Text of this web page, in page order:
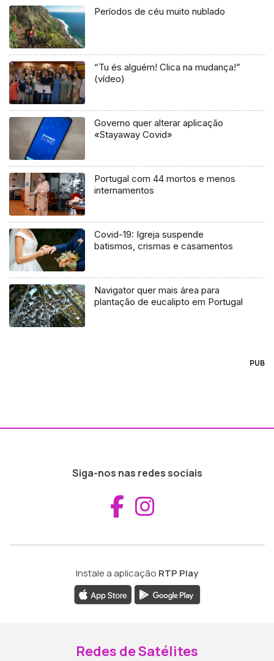
Períodos de céu muito nublado
“Tu és alguém! Clica na mudança!”
(vídeo)
Governo quer alterar aplicação
«Stayaway Covid»
Portugal com 44 mortos e menos
internamentos
Covid-19: Igreja suspende
batismos, crismas e casamentos
Navigator quer mais área para
plantação de eucalipto em Portugal
PUB
Siga-nos nas redes sociais
Aceder ao
Instale a aplicação RTP Play
Redes de Satélites